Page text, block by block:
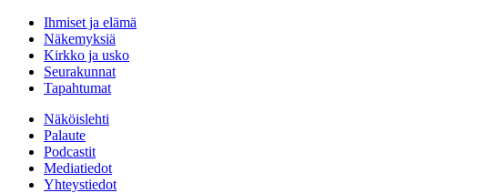
Ihmiset ja elämä
Näkemyksiä
Kirkko ja usko
Seurakunnat
Tapahtumat
Näköislehti
Palaute
Podcastit
Mediatiedot
Yhteystiedot